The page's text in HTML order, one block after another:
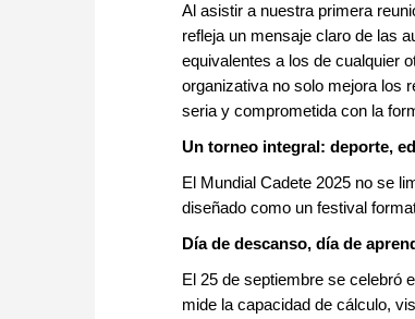
Al asistir a nuestra primera
refleja un mensaje claro de las
equivalentes a los de cualquier
organizativa no solo mejora los
seria y comprometida con la
Un torneo integral: deporte,
El Mundial Cadete 2025 no se
diseñado como un festival
Día de descanso, día de
El 25 de septiembre se celebró
mide la capacidad de cálculo,